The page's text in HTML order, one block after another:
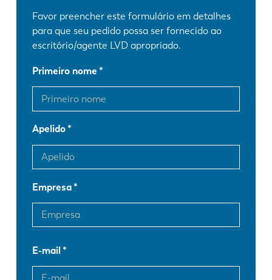
Favor preencher este formulário em detalhes
para que seu pedido possa ser fornecido ao
escritório/agente LVD apropriado.
Primeiro nome
Apelido
Empresa
E-mail